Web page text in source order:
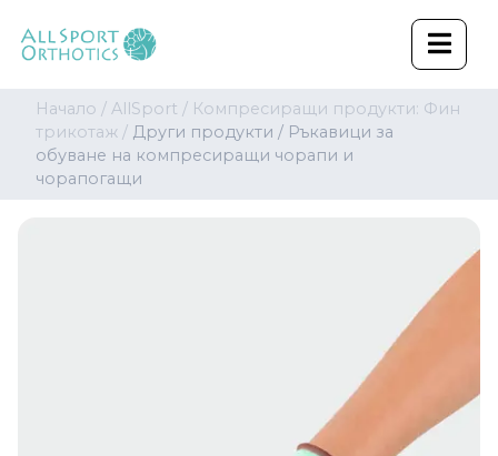
Начало / AllSport / Компресиращи продукти: Фин
трикотаж / Други продукти / Ръкавици за
обуване на компресиращи чорапи и
чорапогащи